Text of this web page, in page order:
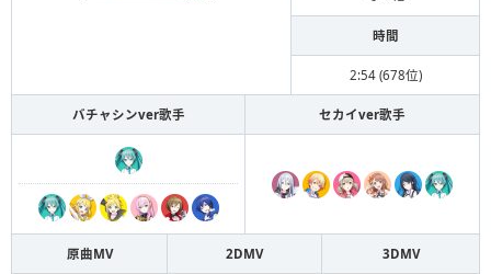
時間
2:54 (678位)
バチャシンver歌手 セカイver歌手
原曲MV 2DMV 3DMV